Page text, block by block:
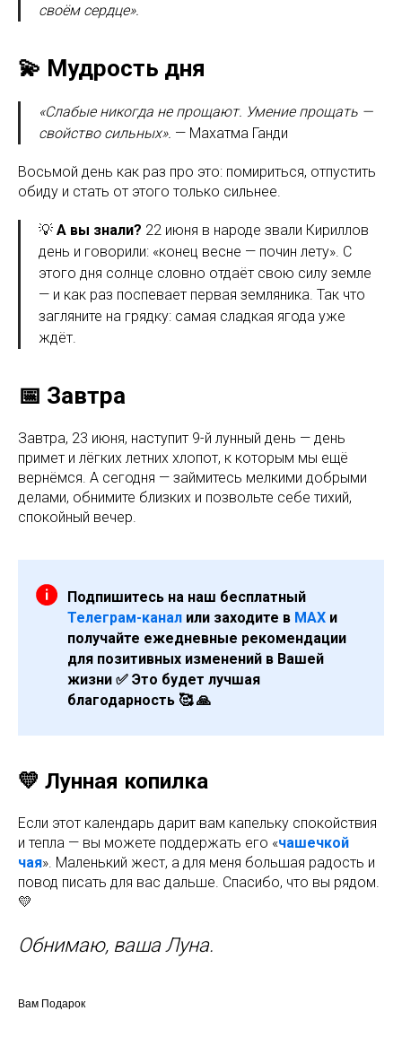
своём сердце».
💫 Мудрость дня
«Слабые никогда не прощают. Умение прощать —
свойство сильных». — Махатма Ганди
Восьмой день как раз про это: помириться, отпустить
обиду и стать от этого только сильнее.
💡 А вы знали? 22 июня в народе звали Кириллов
день и говорили: «конец весне — почин лету». С
этого дня солнце словно отдаёт свою силу земле
— и как раз поспевает первая земляника. Так что
загляните на грядку: самая сладкая ягода уже
ждёт.
📅 Завтра
Завтра, 23 июня, наступит 9-й лунный день — день
примет и лёгких летних хлопот, к которым мы ещё
вернёмся. А сегодня — займитесь мелкими добрыми
делами, обнимите близких и позвольте себе тихий,
спокойный вечер.
Подпишитесь на наш бесплатный
Телеграм-канал или заходите в МАХ и
получайте ежедневные рекомендации
для позитивных изменений в Вашей
жизни ✅ Это будет лучшая
благодарность 🥰 🙏
💛 Лунная копилка
Если этот календарь дарит вам капельку спокойствия
и тепла — вы можете поддержать его «чашечкой
чая». Маленький жест, а для меня большая радость и
повод писать для вас дальше. Спасибо, что вы рядом.
💛
Обнимаю, ваша Луна.
Вам Подарок